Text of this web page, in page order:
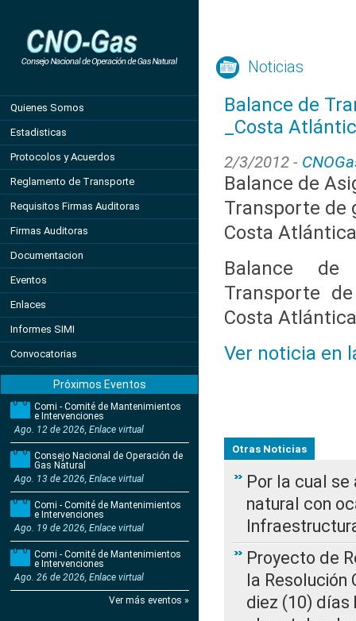
Quienes Somos
Estadisticas
Protocolos y Acuerdos
Reglamento de Transporte
Requisitos Firmas Auditoras
Firmas Auditoras
Documentacion
Eventos
Enlaces
Informes SIMI
Convocatorias
Próximos Eventos
Comi - Comité de Mantenimientos
e Intervenciones
Ago. 12 de 2026, Enlace virtual
Consejo Nacional de Operación de
Gas Natural
Ago. 13 de 2026, Enlace virtual
Comi - Comité de Mantenimientos
e Intervenciones
Ago. 19 de 2026, Enlace virtual
Comi - Comité de Mantenimientos
e Intervenciones
Ago. 26 de 2026, Enlace virtual
Ver más eventos »
Noticias
Balance de
_Costa
2/3/2012 -
Balance de
Transporte de
Costa Atlántica
Balance de
Transporte
Costa Atlántica
Ver noticia en
Otras Noticias
Por la cual
natural con
Proyecto de
la Resolución
diez (10) días